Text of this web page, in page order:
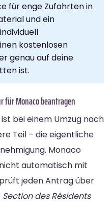
für enge Zufahrten in
und ein
kostenlosen
genau auf deine
ist.
für Monaco beantragen
bei einem Umzug nach
Teil – die eigentliche
Monaco
automatisch mit
jeden Antrag über
Section des Résidents